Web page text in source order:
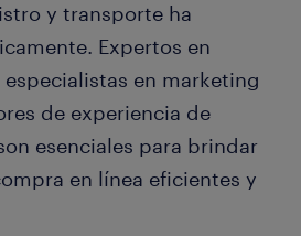
y transporte ha
Expertos en
en marketing
de experiencia de
esenciales para brindar
en línea eficientes y